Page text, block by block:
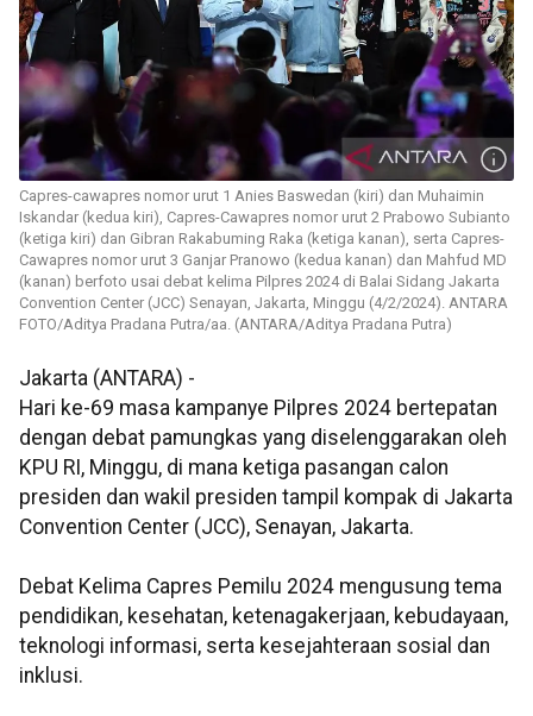
Capres-cawapres nomor urut 1 Anies Baswedan (kiri) dan Muhaimin
Iskandar (kedua kiri), Capres-Cawapres nomor urut 2 Prabowo Subianto
(ketiga kiri) dan Gibran Rakabuming Raka (ketiga kanan), serta Capres-
Cawapres nomor urut 3 Ganjar Pranowo (kedua kanan) dan Mahfud MD
(kanan) berfoto usai debat kelima Pilpres 2024 di Balai Sidang Jakarta
Convention Center (JCC) Senayan, Jakarta, Minggu (4/2/2024). ANTARA
FOTO/Aditya Pradana Putra/aa. (ANTARA/Aditya Pradana Putra)
Jakarta (ANTARA) -
Hari ke-69 masa kampanye Pilpres 2024 bertepatan
dengan debat pamungkas yang diselenggarakan oleh
KPU RI, Minggu, di mana ketiga pasangan calon
presiden dan wakil presiden tampil kompak di Jakarta
Convention Center (JCC), Senayan, Jakarta.
Debat Kelima Capres Pemilu 2024 mengusung tema
pendidikan, kesehatan, ketenagakerjaan, kebudayaan,
teknologi informasi, serta kesejahteraan sosial dan
inklusi.